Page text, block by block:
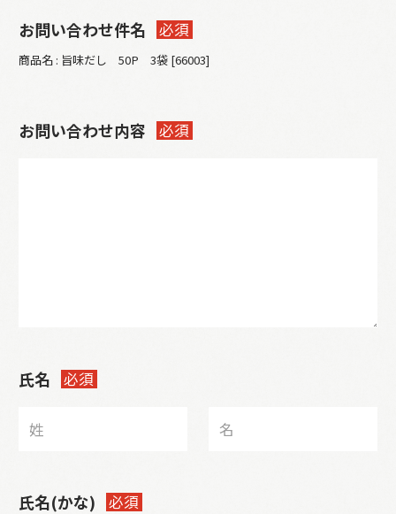
お問い合わせ件名 必須
商品名 : 旨味だし 50P 3袋 [66003]
お問い合わせ内容 必須
氏名 必須
氏名(かな) 必須